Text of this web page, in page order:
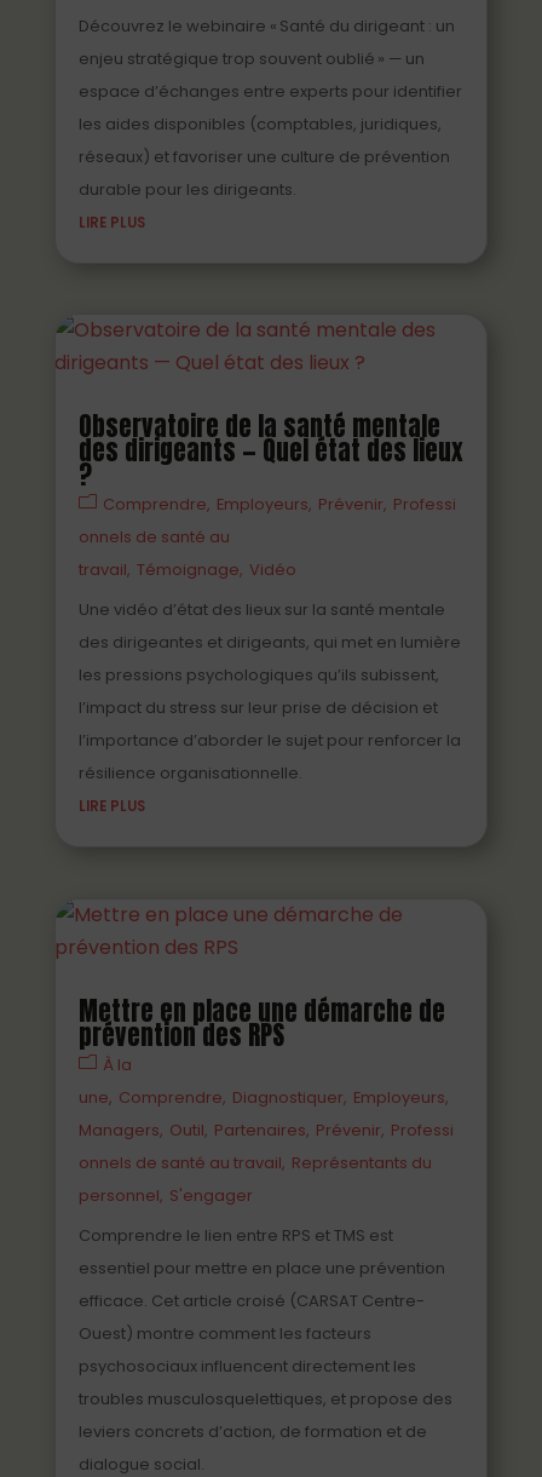
Découvrez le webinaire « Santé du dirigeant : un
enjeu stratégique trop souvent oublié » — un
espace d’échanges entre experts pour identifier
les aides disponibles (comptables, juridiques,
réseaux) et favoriser une culture de prévention
durable pour les dirigeants.
LIRE PLUS
Observatoire de la santé mentale
des dirigeants — Quel état des lieux
?
Comprendre Employeurs Prévenir Professi
onnels de santé au
travail Témoignage Vidéo
Une vidéo d’état des lieux sur la santé mentale
des dirigeantes et dirigeants, qui met en lumière
les pressions psychologiques qu’ils subissent,
l’impact du stress sur leur prise de décision et
l’importance d’aborder le sujet pour renforcer la
résilience organisationnelle.
LIRE PLUS
Mettre en place une démarche de
prévention des RPS
À la
une Comprendre Diagnostiquer Employeurs
Managers Outil Partenaires Prévenir Professi
onnels de santé au travail Représentants du
personnel S'engager
Comprendre le lien entre RPS et TMS est
essentiel pour mettre en place une prévention
efficace. Cet article croisé (CARSAT Centre-
Ouest) montre comment les facteurs
psychosociaux influencent directement les
troubles musculosquelettiques, et propose des
leviers concrets d’action, de formation et de
dialogue social.